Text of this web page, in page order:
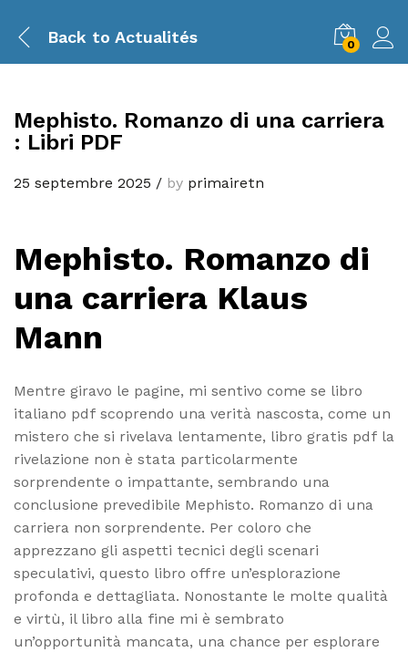
Back to Actualités 0
Mephisto. Romanzo di una carriera
: Libri PDF
25 septembre 2025 / by primairetn
Mephisto. Romanzo di
una carriera Klaus
Mann
Mentre giravo le pagine, mi sentivo come se libro
italiano pdf scoprendo una verità nascosta, come un
mistero che si rivelava lentamente, libro gratis pdf la
rivelazione non è stata particolarmente
sorprendente o impattante, sembrando una
conclusione prevedibile Mephisto. Romanzo di una
carriera non sorprendente. Per coloro che
apprezzano gli aspetti tecnici degli scenari
speculativi, questo libro offre un’esplorazione
profonda e dettagliata. Nonostante le molte qualità
e virtù, il libro alla fine mi è sembrato
un’opportunità mancata, una chance per esplorare